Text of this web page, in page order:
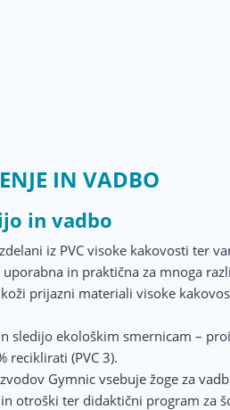
IN VADBO
in vadbo
iz PVC visoke kakovosti ter
in praktična za mnoga
prijazni materiali visoke
sledijo ekološkim smernicam –
reciklirati (PVC 3).
Gymnic vsebuje žoge za
otroški ter didaktični program za